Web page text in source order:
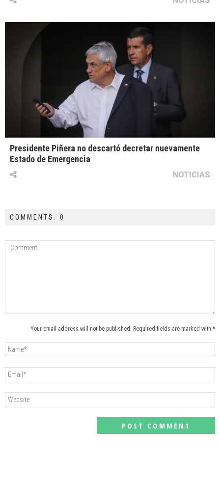
Presidente Piñera no descartó decretar nuevamente
Estado de Emergencia
NOTICIAS
COMMENTS: 0
Your email address will not be published. Required fields are marked with *